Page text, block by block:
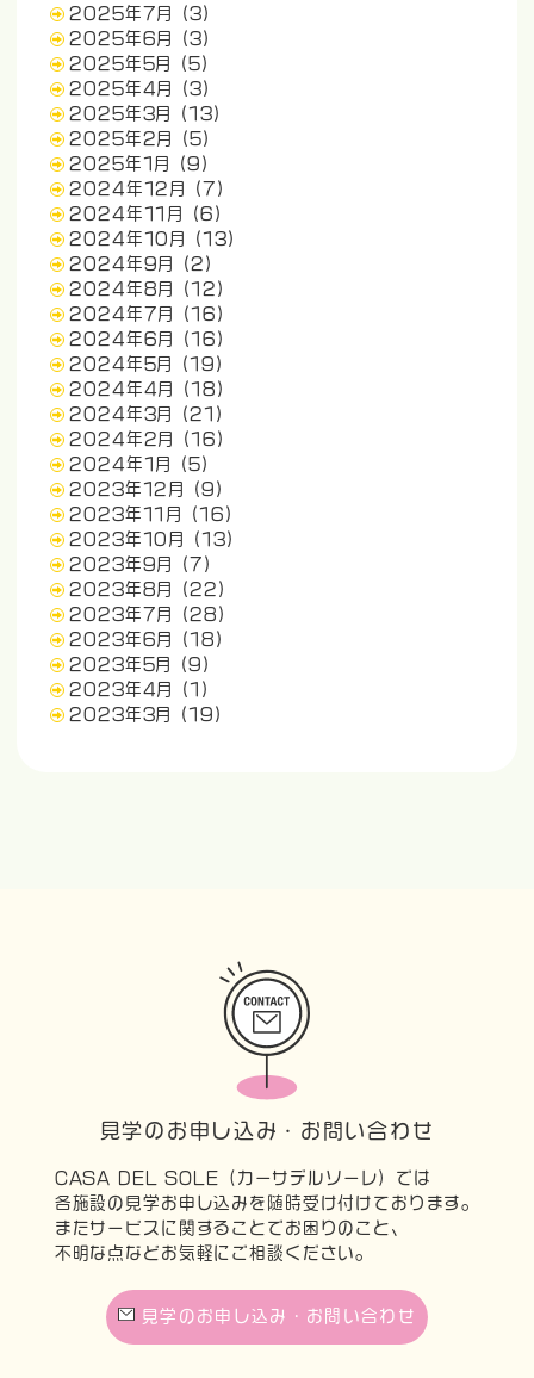
2025年7月
(3)
2025年6月
(3)
2025年5月
(5)
2025年4月
(3)
2025年3月
(13)
2025年2月
(5)
2025年1月
(9)
2024年12月
(7)
2024年11月
(6)
2024年10月
(13)
2024年9月
(2)
2024年8月
(12)
2024年7月
(16)
2024年6月
(16)
2024年5月
(19)
2024年4月
(18)
2024年3月
(21)
2024年2月
(16)
2024年1月
(5)
2023年12月
(9)
2023年11月
(16)
2023年10月
(13)
2023年9月
(7)
2023年8月
(22)
2023年7月
(28)
2023年6月
(18)
2023年5月
(9)
2023年4月
(1)
2023年3月
(19)
見学のお申し込み・お問い合わせ
CASA DEL SOLE（カーサデルソーレ）では
各施設の見学お申し込みを随時受け付けております。
またサービスに関することでお困りのこと、
不明な点などお気軽にご相談ください。
見学のお申し込み・お問い合わせ